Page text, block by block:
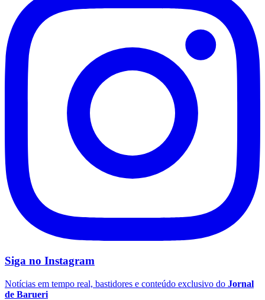
Corinthians
Siga no Instagram
Notícias em tempo real, bastidores e conteúdo exclusivo do Jornal
de Barueri